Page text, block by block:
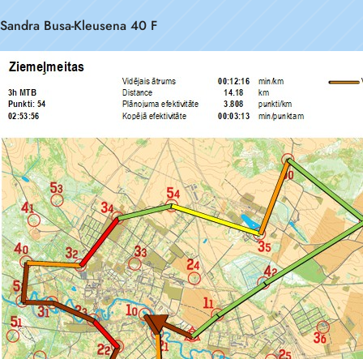
Sandra Busa-Kleusena 40 F